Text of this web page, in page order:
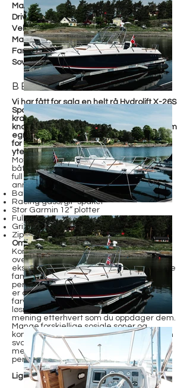
Maks fart
60 knop
Drivstoff
Bensin
Vekt
1900 KG
Materiale
Glassfiber
Farge
Spesiallakk fra Porsche
Soveplasser
BESKRIVELSE
Vi har fått for salg en helt rå Hydrolift X-26S
Sportcruiser. Med den stillegående og
kraftige Mercury 400R motoren får du 60
knop, og masse båtglede! Nydelig båt som
egner seg like godt som familiecruiser og
for fartsentusiasten med ønske om rå
ytelse.
Motoren har ca. 110 timer på telleren,
båten er lagret innendørs hvert år og har
full servicehistorikk. Utstyrt med blant
annet:
Baugpropell
Racing gass/gir-spaker
Stor Garmin 12” plotter
Fullt Niroxx putesett
Gripfoam på dørken
Zipwake Trimtabs
Om båten:
Kombinasjonen av skjærgårdsjeep og
overnattingsmuligheter gjør båten
ekstremt allsidig. Her treffer Hydrolift både
familien på tur og de som setter
performance først i samme pakke. Båten
er åpenbart bygget for bruk i nordiske
farvann. Her er det så mange gode, små
løsninger ombord som gir fullstendig
mening etterhvert som du oppdager dem.
Mange forskjellige sosiale soner og
konvertible seteløsninger som gjør bruken
svært versatil, være seg en hyggelig dag
med solbading, fisketur eller bare ren
performance-kjøring.
Ligger i vannet i Oslo - Bygdøy